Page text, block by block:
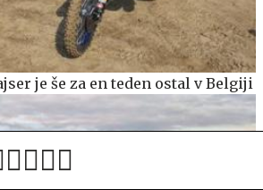
je še za en teden ostal v Belgiji